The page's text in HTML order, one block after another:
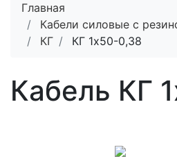
Главная
Кабели силовые с
КГ
КГ 1х50-0,38
Кабель КГ